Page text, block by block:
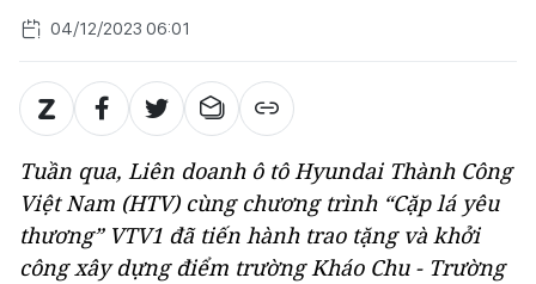
04/12/2023 06:01
Tuần qua, Liên doanh ô tô Hyundai Thành Công
Việt Nam (HTV) cùng chương trình “Cặp lá yêu
thương” VTV1 đã tiến hành trao tặng và khởi
công xây dựng điểm trường Kháo Chu - Trường